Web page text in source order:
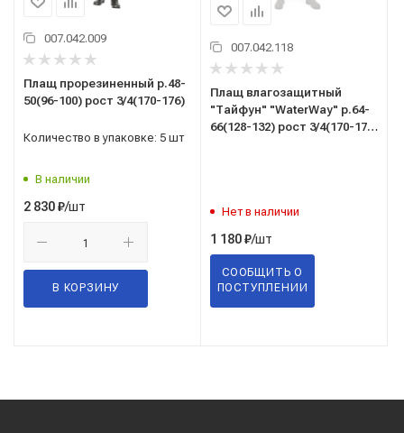
007.042.009
Плащ прорезиненный р.48-
50(96-100) рост 3/4(170-176)
Количество в упаковке: 5 шт
В наличии
2 830₽/шт
В КОРЗИНУ
007.042.118
Плащ влагозащитный
"Тайфун" "WaterWay" р.64-
66(128-132) рост 3/4(170-176)
Нет в наличии
1 180₽/шт
СООБЩИТЬ О
ПОСТУПЛЕНИИ